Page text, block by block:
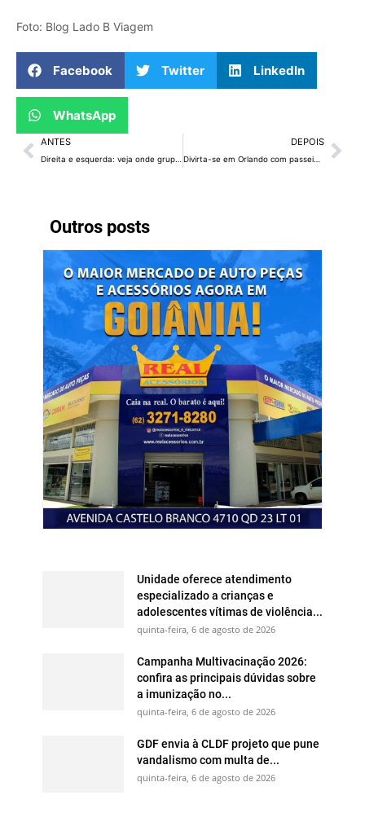
Outros posts
Unidade oferece atendimento
especializado a crianças e
adolescentes vítimas de violência...
quinta-feira, 6 de agosto de 2026
Campanha Multivacinação 2026:
confira as principais dúvidas sobre
a imunização no...
quinta-feira, 6 de agosto de 2026
GDF envia à CLDF projeto que pune
vandalismo com multa de...
quinta-feira, 6 de agosto de 2026
Foto: Blog Lado B Viagem
Facebook Twitter LinkedIn
WhatsApp
ANTES DEPOIS
Divirta-se em Orlando com passeios além dos parques